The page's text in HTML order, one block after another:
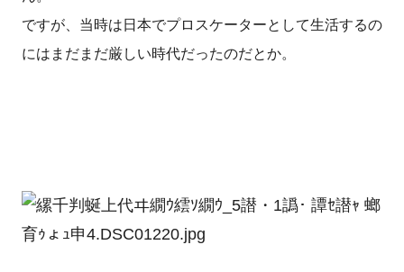
ですが、当時は日本でプロスケーターとして生活するの
にはまだまだ厳しい時代だったのだとか。